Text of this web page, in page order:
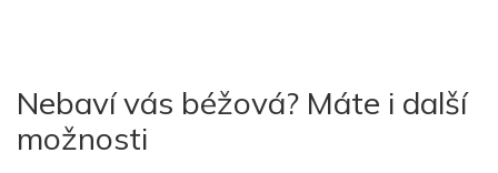
Nebaví vás béžová? Máte i další
možnosti